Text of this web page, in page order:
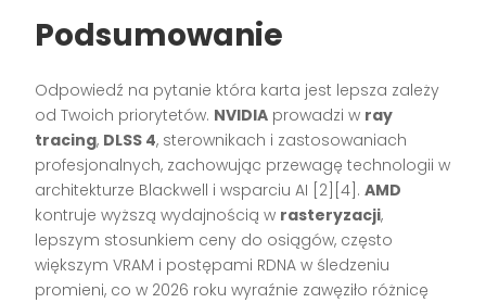
Podsumowanie
Odpowiedź na pytanie która karta jest lepsza zależy
od Twoich priorytetów. NVIDIA prowadzi w ray
tracing, DLSS 4, sterownikach i zastosowaniach
profesjonalnych, zachowując przewagę technologii w
architekturze Blackwell i wsparciu AI [2][4].AMD
kontruje wyższą wydajnością w rasteryzacji,
lepszym stosunkiem ceny do osiągów, często
większym VRAM i postępami RDNA w śledzeniu
promieni, co w 2026 roku wyraźnie zawęziło różnicę